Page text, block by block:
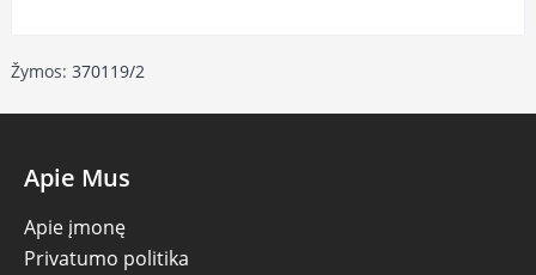
Žymos: 370119/2
Apie Mus
Apie įmonę
Privatumo politika